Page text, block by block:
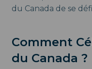
du Canada de se
Comment
du Canada ?